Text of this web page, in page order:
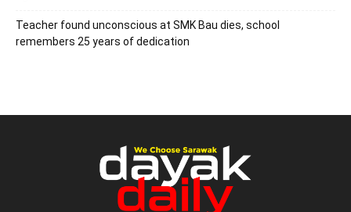
Teacher found unconscious at SMK Bau dies, school
remembers 25 years of dedication